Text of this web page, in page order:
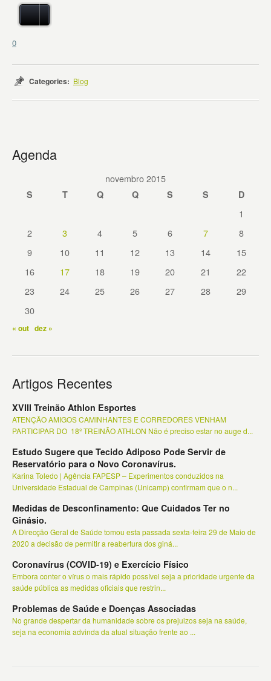
0
Categories: Blog
Agenda
novembro 2015
S T Q Q S S D
1
2
3 4 5 6 7
8
9
10 11 12 13 14
15
16
17 18 19 20 21
22
23
24 25 26 27 28
29
30
« out dez »
Artigos Recentes
XVIII Treinão Athlon Esportes
ATENÇÃO AMIGOS CAMINHANTES E CORREDORES VENHAM
PARTICIPAR DO 18º TREINÃO ATHLON Não é preciso estar no auge d...
Estudo Sugere que Tecido Adiposo Pode Servir de
Reservatório para o Novo Coronavírus.
Karina Toledo | Agência FAPESP – Experimentos conduzidos na
Universidade Estadual de Campinas (Unicamp) confirmam que o n...
Medidas de Desconfinamento: Que Cuidados Ter no
Ginásio.
A Direcção Geral de Saúde tomou esta passada sexta-feira 29 de Maio de
2020 a decisão de permitir a reabertura dos giná...
Coronavírus (COVID-19) e Exercício Físico
Embora conter o vírus o mais rápido possível seja a prioridade urgente da
saúde pública as medidas oficiais que restrin...
Problemas de Saúde e Doenças Associadas
No grande despertar da humanidade sobre os prejuizos seja na saúde,
seja na economia advinda da atual situação frente ao ...